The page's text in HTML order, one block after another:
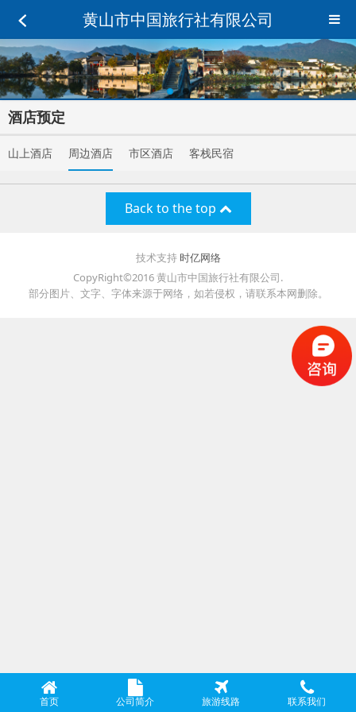
黄山市中国旅行社有限公司
酒店预定
山上酒店 周边酒店 市区酒店 客栈民宿
Back to the top
技术支持时亿网络
CopyRight©2016 黄山市中国旅行社有限公司.
部分图片、文字、字体来源于网络，如若侵权，请联系本网删除。
首页 公司简介 旅游线路 联系我们